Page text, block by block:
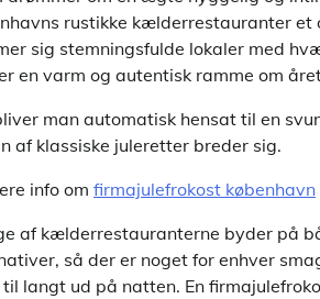
rustikke kælderrestauranter
sig stemningsfulde lokaler med
en varm og autentisk ramme om
man automatisk hensat til en
af klassiske juleretter breder sig.
info om firmajulefrokost københavn
af kælderrestauranterne byder på
så der er noget for enhver
langt ud på natten. En